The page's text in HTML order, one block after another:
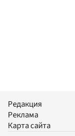
Редакция
Реклама
Карта сайта